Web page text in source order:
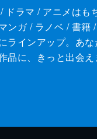
ドラマ / アニメはも
ンガ / ラノベ / 書籍
ラインアップ。あ
品に、きっと出会え